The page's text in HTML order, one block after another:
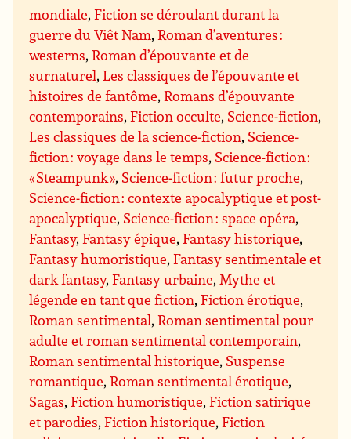
mondiale,Fiction se déroulant durant la
guerre du Viêt Nam,Roman d’aventures :
westerns,Roman d’épouvante et de
surnaturel,Les classiques de l’épouvante et
histoires de fantôme,Romans d’épouvante
contemporains,Fiction occulte, Science-fiction,
Les classiques de la science-fiction, Science-
fiction : voyage dans le temps, Science-fiction :
« Steampunk », Science-fiction : futur proche,
Science-fiction : contexte apocalyptique et post-
apocalyptique, Science-fiction : space opéra,
Fantasy,Fantasy épique,Fantasy historique,
Fantasy humoristique,Fantasy sentimentale et
dark fantasy,Fantasy urbaine,Mythe et
légende en tant que fiction,Fiction érotique,
Roman sentimental,Roman sentimental pour
adulte et roman sentimental contemporain,
Roman sentimental historique, Suspense
romantique,Roman sentimental érotique,
Sagas,Fiction humoristique,Fiction satirique
et parodies,Fiction historique,Fiction